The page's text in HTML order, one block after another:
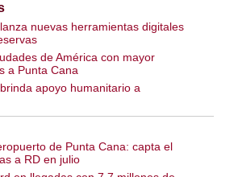
nuevas herramientas digitales
de América con mayor
a Punta Cana
apoyo humanitario a
de Punta Cana: capta el
a RD en julio